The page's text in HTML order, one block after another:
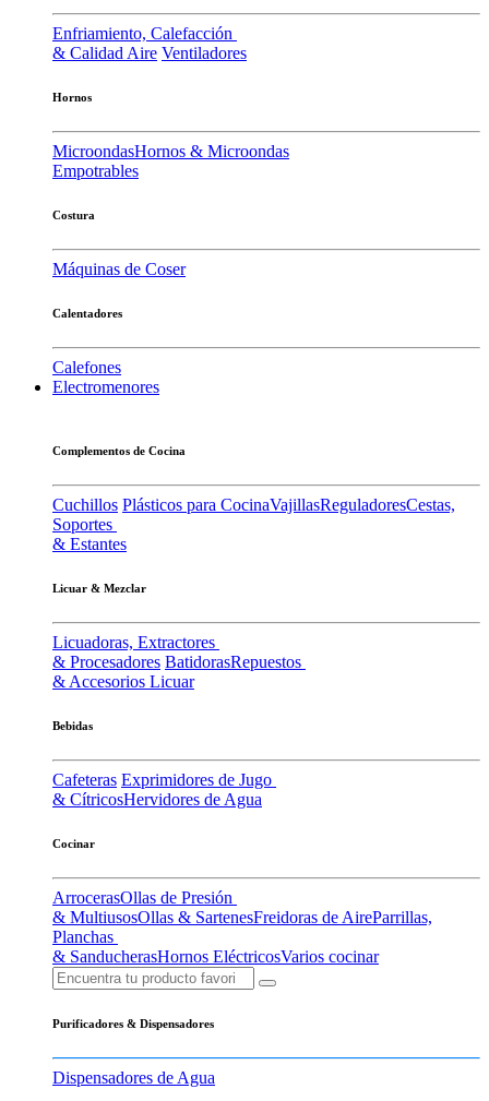
Enfriamiento, Calefacción
& Calidad Aire Ventiladores
Hornos
MicroondasHornos & Microondas
Empotrables
Costura
Máquinas de Coser
Calentadores
Calefones
Electromenores
Complementos de Cocina
Cuchillos Plásticos para CocinaVajillasReguladoresCestas,
Soportes
& Estantes
Licuar & Mezclar
Licuadoras, Extractores
& Procesadores BatidorasRepuestos
& Accesorios Licuar
Bebidas
Cafeteras Exprimidores de Jugo
& CítricosHervidores de Agua
Cocinar
ArrocerasOllas de Presión
& MultiusosOllas & SartenesFreidoras de AireParrillas,
Planchas
& SanducherasHornos EléctricosVarios cocinar
Purificadores & Dispensadores
Dispensadores de Agua